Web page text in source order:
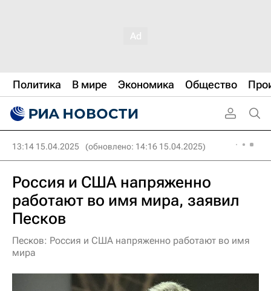
Политика В мире Экономика Общество
13:14 15.04.2025 (обновлено: 14:16 15.04.2025)
Россия и США напряженно
работают во имя мира, заявил
Песков
Песков: Россия и США напряженно работают во имя
мира